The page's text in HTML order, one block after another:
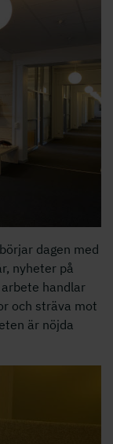
dagen med
nyheter på
handlar
och sträva mot
är nöjda